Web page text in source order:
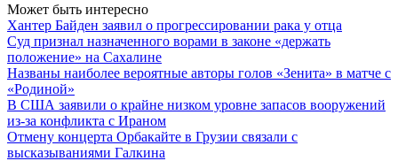
Может быть интересно
Хантер Байден заявил о прогрессировании рака у отца
Суд признал назначенного ворами в законе «держать
положение» на Сахалине
Названы наиболее вероятные авторы голов «Зенита» в матче с
«Родиной»
В США заявили о крайне низком уровне запасов вооружений
из-за конфликта с Ираном
Отмену концерта Орбакайте в Грузии связали с
высказываниями Галкина